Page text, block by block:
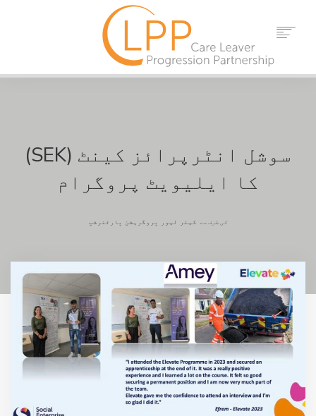
تقریبات
سوشل انٹرپرائز کینٹ (SEK)
کا ایلیویٹ پروگرام
کی طرف سے کیئر لیور پروگریشن پارٹنرشپ